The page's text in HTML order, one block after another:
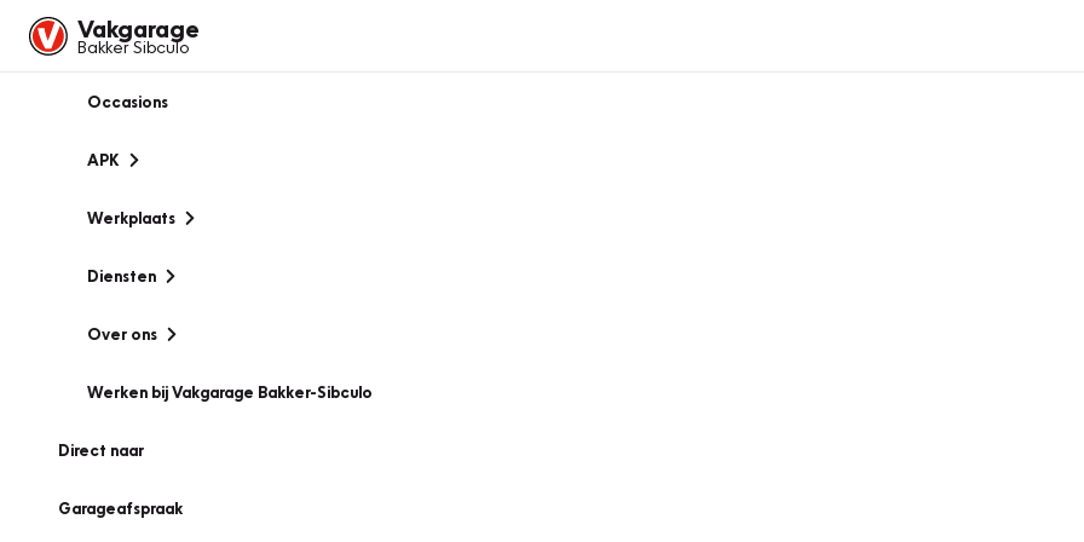
Vakgarage
Bakker Sibculo
Occasions
APK
Werkplaats
Diensten
Over ons
Werken bij Vakgarage Bakker-Sibculo
Direct naar
Garageafspraak